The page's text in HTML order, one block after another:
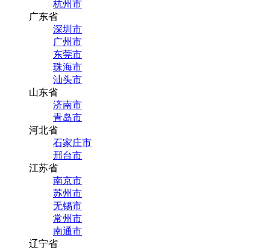
杭州市
广东省
深圳市
广州市
东莞市
珠海市
汕头市
山东省
济南市
青岛市
河北省
石家庄市
邢台市
江苏省
南京市
苏州市
无锡市
常州市
南通市
辽宁省